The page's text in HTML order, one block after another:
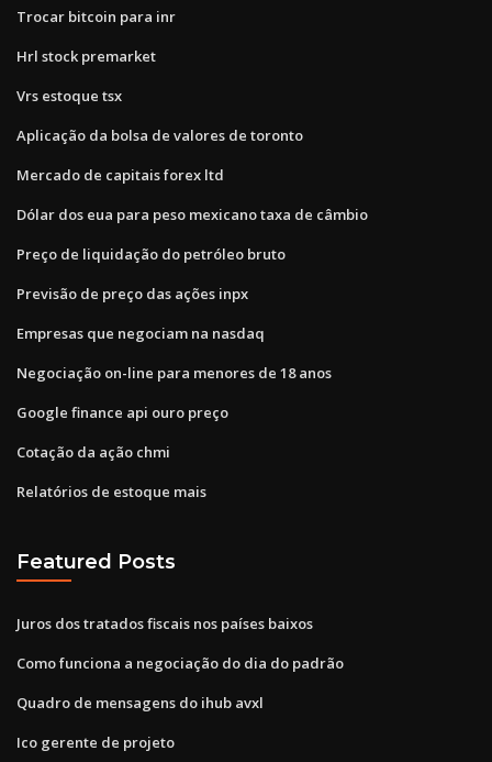
Trocar bitcoin para inr
Hrl stock premarket
Vrs estoque tsx
Aplicação da bolsa de valores de toronto
Mercado de capitais forex ltd
Dólar dos eua para peso mexicano taxa de câmbio
Preço de liquidação do petróleo bruto
Previsão de preço das ações inpx
Empresas que negociam na nasdaq
Negociação on-line para menores de 18 anos
Google finance api ouro preço
Cotação da ação chmi
Relatórios de estoque mais
Featured Posts
Juros dos tratados fiscais nos países baixos
Como funciona a negociação do dia do padrão
Quadro de mensagens do ihub avxl
Ico gerente de projeto